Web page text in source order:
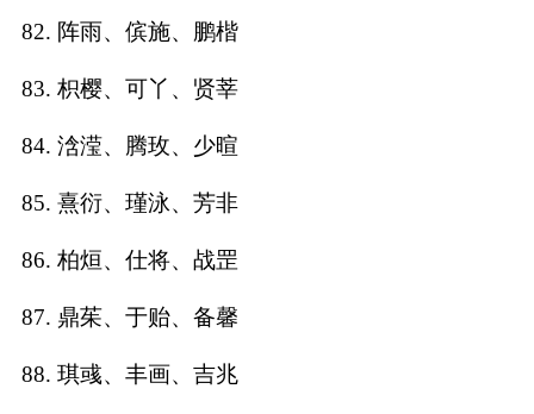
82. 阵雨、傧施、鹏楷
83. 枳樱、可丫、贤莘
84. 浛滢、腾玫、少暄
85. 熹衍、瑾泳、芳非
86. 柏烜、仕将、战罡
87. 鼎茱、于贻、备馨
88. 琪彧、丰画、吉兆